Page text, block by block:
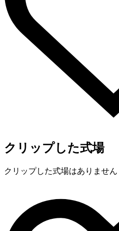
クリップした式場
クリップした式場はありません